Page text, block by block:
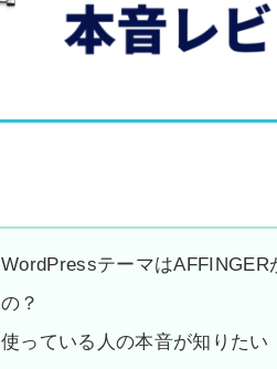
WordPressテーマは
の？
使っている人の本音が知りたい